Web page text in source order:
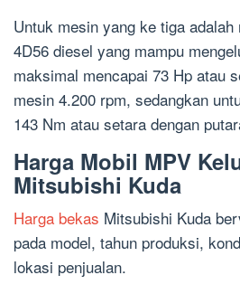
Untuk mesin yang ke tiga
4D56 diesel yang mampu
maksimal mencapai 73 Hp atau
mesin 4.200 rpm, sedangkan
143 Nm atau setara dengan
Harga Mobil MPV
Mitsubishi Kuda
Harga bekas Mitsubishi Kuda
pada model, tahun produksi,
lokasi penjualan.